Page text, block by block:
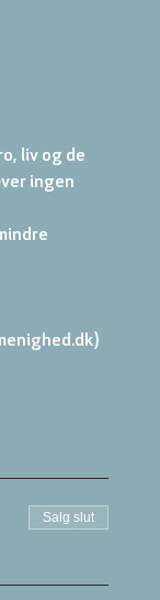
liv og de
ingen
Salg slut